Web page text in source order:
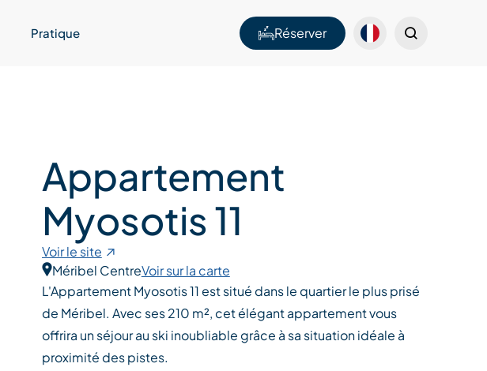
Pratique Réserver
Appartement
Myosotis 11
Voir le site
Méribel CentreVoir sur la carte
L'Appartement Myosotis 11 est situé dans le quartier le plus prisé
de Méribel. Avec ses 210 m², cet élégant appartement vous
offrira un séjour au ski inoubliable grâce à sa situation idéale à
proximité des pistes.